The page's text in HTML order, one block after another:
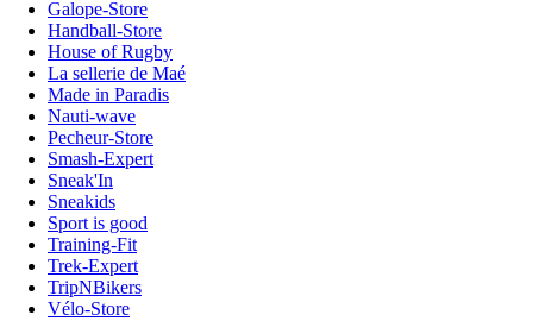
Galope-Store
Handball-Store
House of Rugby
La sellerie de Maé
Made in Paradis
Nauti-wave
Pecheur-Store
Smash-Expert
Sneak'In
Sneakids
Sport is good
Training-Fit
Trek-Expert
TripNBikers
Vélo-Store